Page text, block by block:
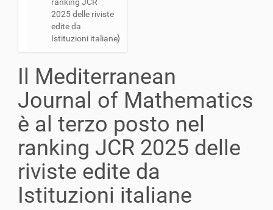
o
n
e
2025 delle riviste
edite da
Istituzioni italiane
Il Mediterranean
Journal of Mathematics
è al terzo posto nel
ranking JCR 2025 delle
riviste edite da
Istituzioni italiane